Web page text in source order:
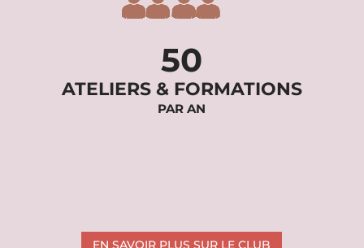
50
ATELIERS & FORMATIONS
PAR AN
EN SAVOIR PLUS SUR LE CLUB